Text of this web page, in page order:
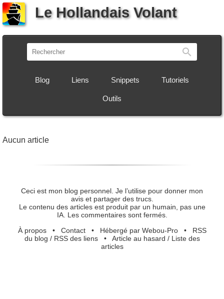
Le Hollandais Volant
Blog Liens Snippets Tutoriels
Outils
Aucun article
Ceci est mon blog personnel. Je l’utilise pour donner mon
avis et partager des trucs.
Le contenu des articles est produit par un humain, pas une
IA. Les commentaires sont fermés.
À propos• Contact• Hébergé par Webou-Pro• RSS
du blog / RSS des liens• Article au hasard / Liste des
articles